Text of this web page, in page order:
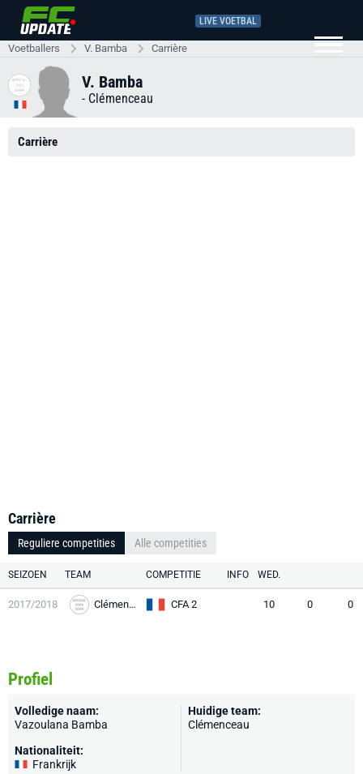
LIVE VOETBAL
Voetballers V. Bamba Carrière
V. Bamba
- Clémenceau
Carrière
Carrière
Reguliere competities Alle competities
SEIZOEN TEAM COMPETITIE INFO WED.
2017/2018 Clémenceau CFA 2 10 0 0
Profiel
Volledige naam:
Vazoulana Bamba
Nationaliteit:
Frankrijk
Huidige team:
Clémenceau